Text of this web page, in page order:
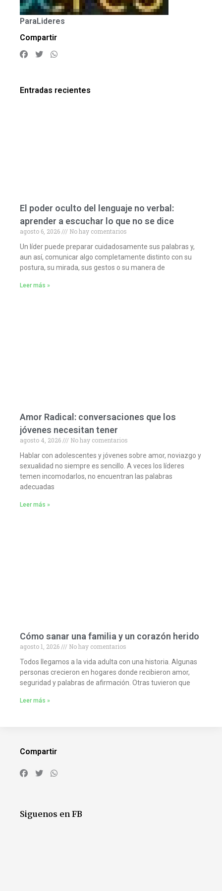
ParaLideres
Compartir
Entradas recientes
El poder oculto del lenguaje no verbal:
aprender a escuchar lo que no se dice
agosto 6, 2026
No hay comentarios
Un líder puede preparar cuidadosamente sus palabras y,
aun así, comunicar algo completamente distinto con su
postura, su mirada, sus gestos o su manera de
Leer más »
Amor Radical: conversaciones que los
jóvenes necesitan tener
agosto 4, 2026
No hay comentarios
Hablar con adolescentes y jóvenes sobre amor, noviazgo y
sexualidad no siempre es sencillo. A veces los líderes
temen incomodarlos, no encuentran las palabras
adecuadas
Leer más »
Cómo sanar una familia y un corazón herido
agosto 1, 2026
No hay comentarios
Todos llegamos a la vida adulta con una historia. Algunas
personas crecieron en hogares donde recibieron amor,
seguridad y palabras de afirmación. Otras tuvieron que
Leer más »
Compartir
Siguenos en FB